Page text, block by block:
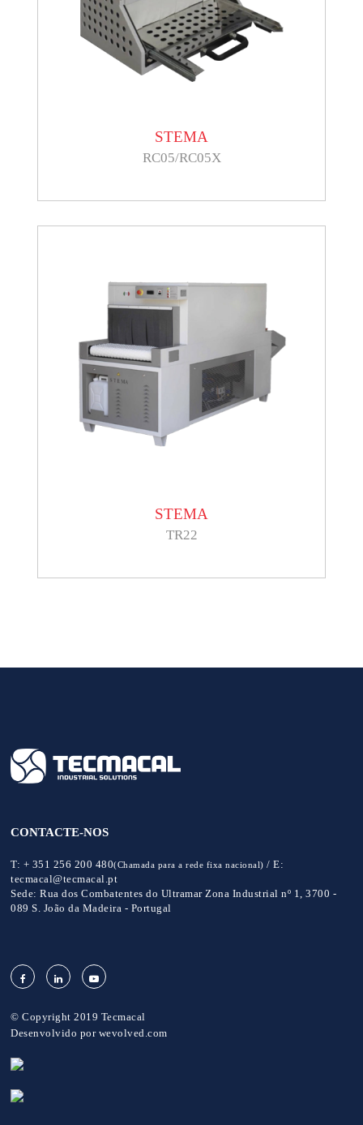
STEMA
RC05/RC05X
STEMA
TR22
CONTACTE-NOS
T: + 351 256 200 480(Chamada para a rede fixa nacional) /E:
tecmacal@tecmacal.pt
Sede: Rua dos Combatentes do Ultramar Zona Industrial nº 1, 3700 -
089 S. João da Madeira - Portugal
© Copyright 2019 Tecmacal
Desenvolvido por wevolved.com